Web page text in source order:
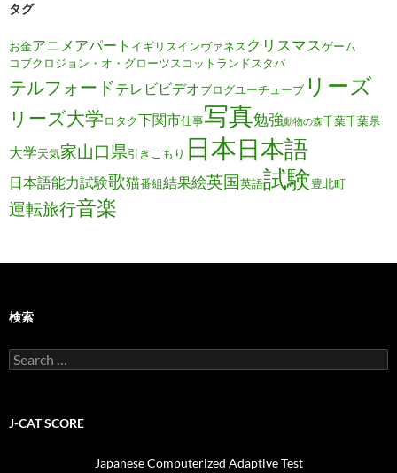
タグ
お金アニメ アパート イギリスインヴァネスクリスマスゲーム
コブクロジョン・オ・グローツスコットランドスタバ
テルフォードテレビビデオブログユーチューブ リーズ
リーズ大学ロタク下関市仕事写真勉強動物の森千葉千葉県
大学天気家山口県引きこもり 日本日本語
日本語能力試験歌猫番組結果絵英国英語試験豊北町
運転旅行音楽
検索
Search
for:
J-CAT SCORE
Japanese Computerized Adaptive Test